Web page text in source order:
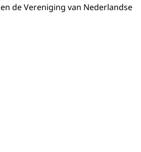
de Vereniging van Nederlandse